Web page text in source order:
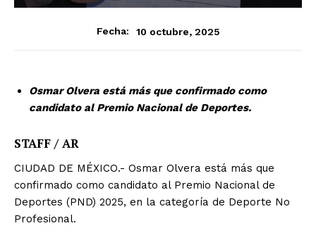
Fecha: 10 octubre, 2025
Osmar Olvera está más que confirmado como
candidato al Premio Nacional de Deportes.
STAFF / AR
CIUDAD DE MÉXICO.- Osmar Olvera está más que
confirmado como candidato al Premio Nacional de
Deportes (PND) 2025, en la categoría de Deporte No
Profesional.